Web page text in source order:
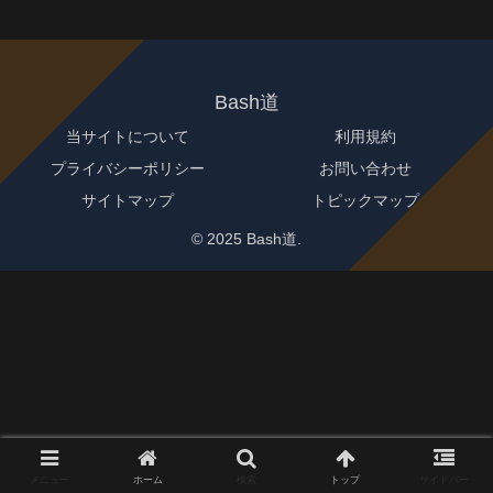
Bash道
当サイトについて
利用規約
プライバシーポリシー
お問い合わせ
サイトマップ
トピックマップ
© 2025 Bash道.
ホーム トップ